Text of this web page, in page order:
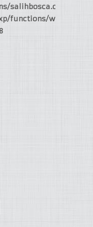
salihbosca.com/
functions/widget-